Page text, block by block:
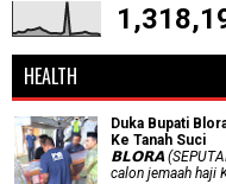
HEALTH
Duka Bupati
Ke Tanah Suci
𝗕𝗟𝗢𝗥𝗔
calon jemaah haji